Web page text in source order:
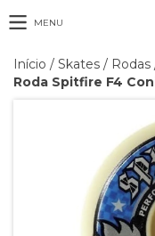
MENU
Início / Skates / Rodas
Roda Spitfire F4